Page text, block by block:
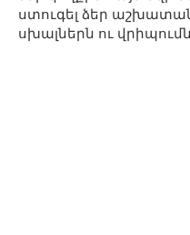
ստուգել ձեր
սխալներն ու